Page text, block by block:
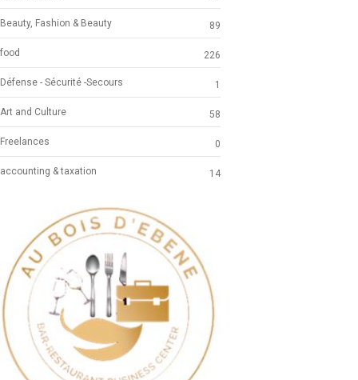
Beauty, Fashion & Beauty
food
Défense - Sécurité -Secours
Art and Culture
Freelances
accounting & taxation